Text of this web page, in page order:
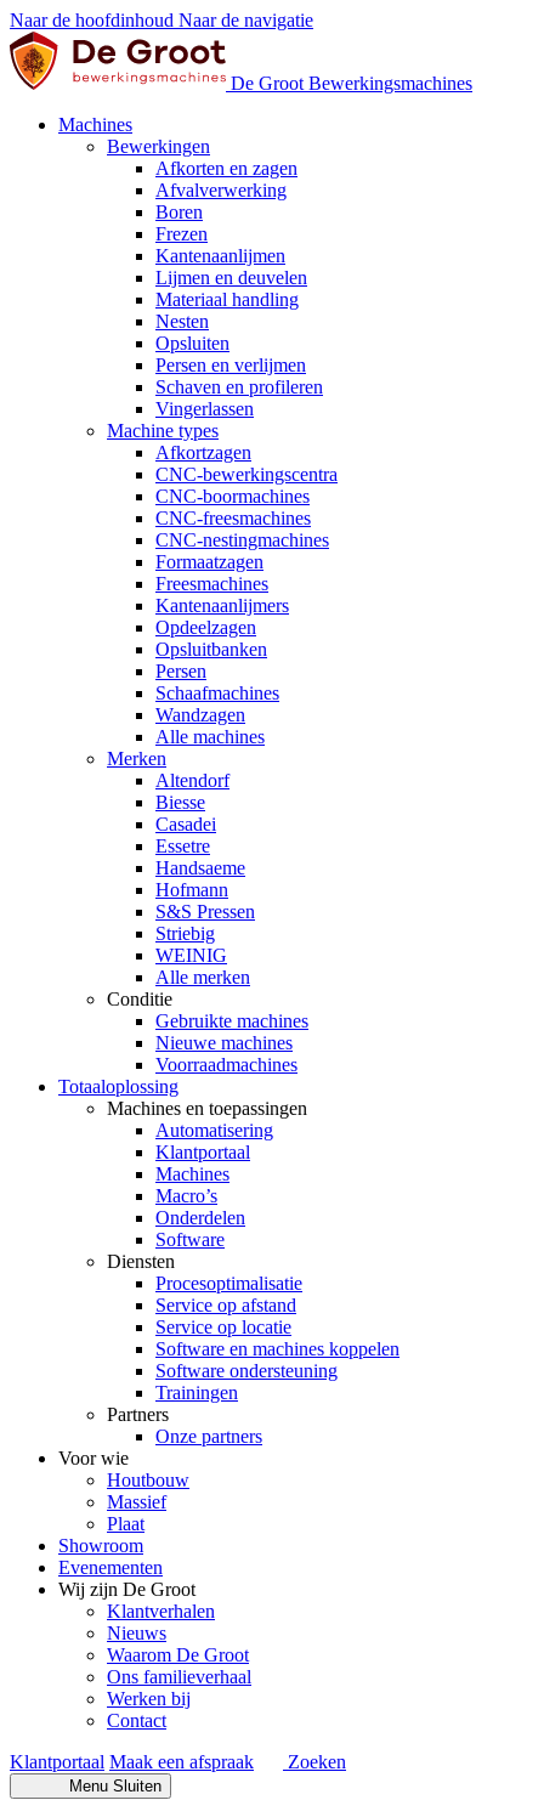
Naar de hoofdinhoud Naar de navigatie
De Groot Bewerkingsmachines
Machines
Bewerkingen
Afkorten en zagen
Afvalverwerking
Boren
Frezen
Kantenaanlijmen
Lijmen en deuvelen
Materiaal handling
Nesten
Opsluiten
Persen en verlijmen
Schaven en profileren
Vingerlassen
Machine types
Afkortzagen
CNC-bewerkingscentra
CNC-boormachines
CNC-freesmachines
CNC-nestingmachines
Formaatzagen
Freesmachines
Kantenaanlijmers
Opdeelzagen
Opsluitbanken
Persen
Schaafmachines
Wandzagen
Alle machines
Merken
Altendorf
Biesse
Casadei
Essetre
Handsaeme
Hofmann
S&S Pressen
Striebig
WEINIG
Alle merken
Conditie
Gebruikte machines
Nieuwe machines
Voorraadmachines
Totaaloplossing
Machines en toepassingen
Automatisering
Klantportaal
Machines
Macro’s
Onderdelen
Software
Diensten
Procesoptimalisatie
Service op afstand
Service op locatie
Software en machines koppelen
Software ondersteuning
Trainingen
Partners
Onze partners
Voor wie
Houtbouw
Massief
Plaat
Showroom
Evenementen
Wij zijn De Groot
Klantverhalen
Nieuws
Waarom De Groot
Ons familieverhaal
Werken bij
Contact
Klantportaal Maak een afspraak Zoeken
Menu Sluiten